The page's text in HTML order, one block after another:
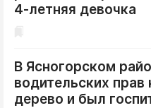
4-летняя девочка
В Ясногорском
водительских прав
дерево и был